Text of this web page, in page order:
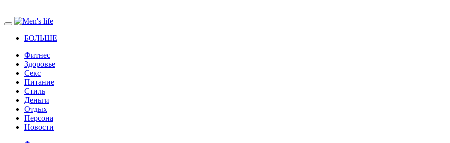
БОЛЬШЕ
Фитнес
Здоровье
Секс
Питание
Стиль
Деньги
Отдых
Персона
Новости